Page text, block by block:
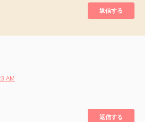
返信する
AM
返信する